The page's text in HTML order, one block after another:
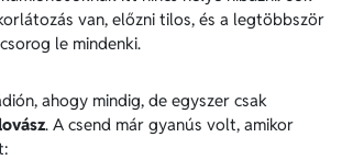
van, előzni tilos, és a legtöbbször
le mindenki.
ahogy mindig, de egyszer csak
. A csend már gyanús volt, amikor